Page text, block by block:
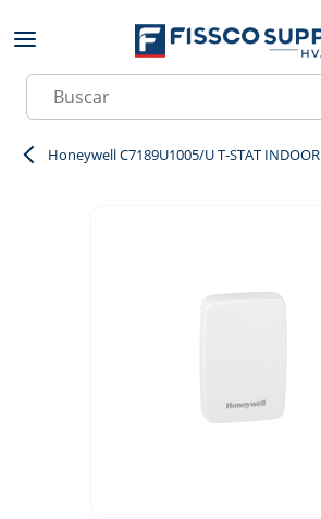
Skip to main content
Site Search
Honeywell C7189U1005/U T-STAT INDOOR